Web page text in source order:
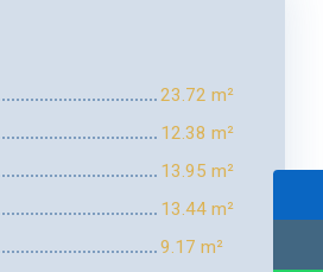
23.72 m²
12.38 m²
13.95 m²
13.44 m²
9.17 m²